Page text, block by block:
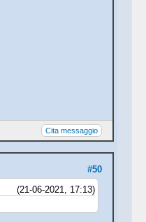
Cita messaggio
#50
(21-06-2021, 17:13)